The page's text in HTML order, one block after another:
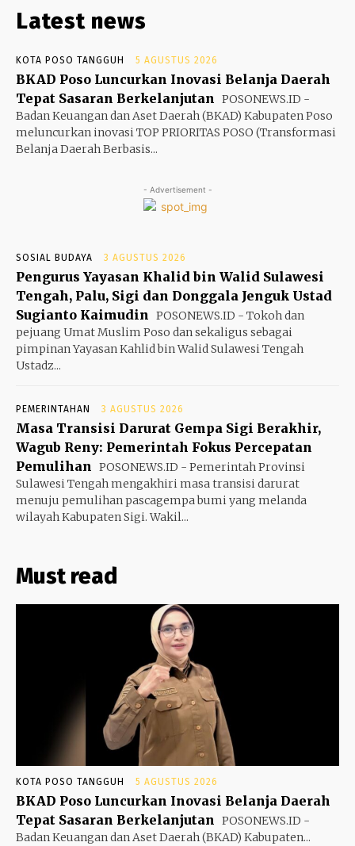
Latest news
KOTA POSO TANGGUH 5 AGUSTUS 2026
BKAD Poso Luncurkan Inovasi Belanja Daerah
Tepat Sasaran Berkelanjutan POSONEWS.ID -
Badan Keuangan dan Aset Daerah (BKAD) Kabupaten Poso
meluncurkan inovasi TOP PRIORITAS POSO (Transformasi
Belanja Daerah Berbasis...
- Advertisement -
SOSIAL BUDAYA 3 AGUSTUS 2026
Pengurus Yayasan Khalid bin Walid Sulawesi
Tengah, Palu, Sigi dan Donggala Jenguk Ustad
Sugianto Kaimudin POSONEWS.ID - Tokoh dan
pejuang Umat Muslim Poso dan sekaligus sebagai
pimpinan Yayasan Kahlid bin Walid Sulawesi Tengah
Ustadz...
PEMERINTAHAN 3 AGUSTUS 2026
Masa Transisi Darurat Gempa Sigi Berakhir,
Wagub Reny: Pemerintah Fokus Percepatan
Pemulihan POSONEWS.ID - Pemerintah Provinsi
Sulawesi Tengah mengakhiri masa transisi darurat
menuju pemulihan pascagempa bumi yang melanda
wilayah Kabupaten Sigi. Wakil...
Must read
KOTA POSO TANGGUH 5 AGUSTUS 2026
BKAD Poso Luncurkan Inovasi Belanja Daerah
Tepat Sasaran Berkelanjutan POSONEWS.ID -
Badan Keuangan dan Aset Daerah (BKAD) Kabupaten...